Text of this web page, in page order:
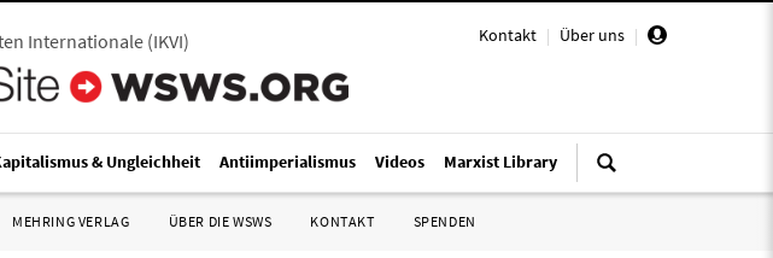
Kontakt | Über uns |
Internationale(IKVI)
& Ungleichheit Antiimperialismus Videos Marxist Library
MEHRING VERLAG ÜBER DIE WSWS KONTAKT SPENDEN